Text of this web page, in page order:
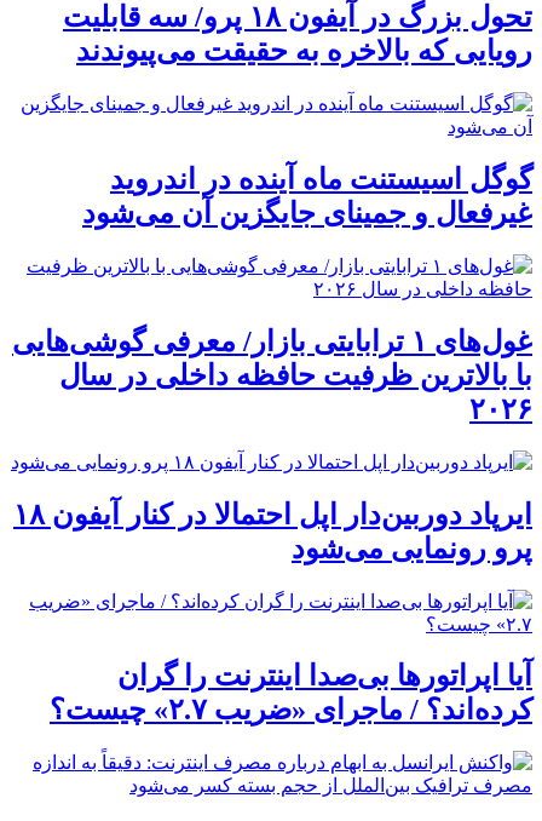
تحول بزرگ در آیفون ۱۸ پرو/ سه قابلیت
رویایی که بالاخره به حقیقت می‌پیوندند
گوگل اسیستنت ماه آینده در اندروید
غیرفعال و جمینای جایگزین آن می‌شود
غول‌های ۱ ترابایتی بازار/ معرفی گوشی‌هایی
با بالاترین ظرفیت حافظه داخلی در سال
۲۰۲۶
ایرپاد دوربین‌دار اپل احتمالا در کنار آیفون ۱۸
پرو رونمایی می‌شود
آیا اپراتورها بی‌صدا اینترنت را گران
کرده‌اند؟ / ماجرای «ضریب ۲.۷» چیست؟